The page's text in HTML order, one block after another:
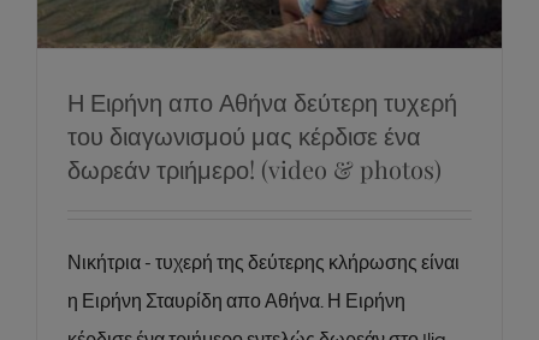
News Social
Η Ειρήνη απο Αθήνα δεύτερη τυχερή
του διαγωνισμού μας κέρδισε ένα
δωρεάν τριήμερο! (video & photos)
Νικήτρια - τυχερή της δεύτερης κλήρωσης είναι
η Ειρήνη Σταυρίδη απο Αθήνα. Η Ειρήνη